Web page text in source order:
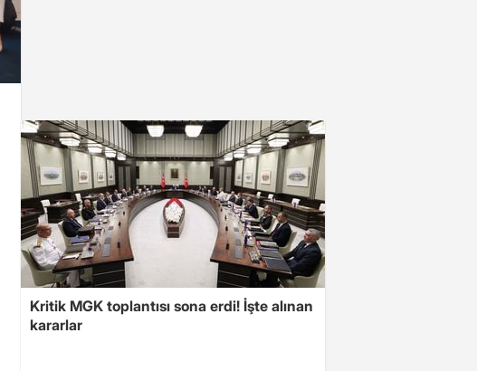
Kritik MGK toplantısı sona erdi! İşte alınan
kararlar